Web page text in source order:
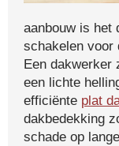
aanbouw is het
schakelen voor
Een dakwerker
een lichte
efficiënte plat
dakbedekking
schade op